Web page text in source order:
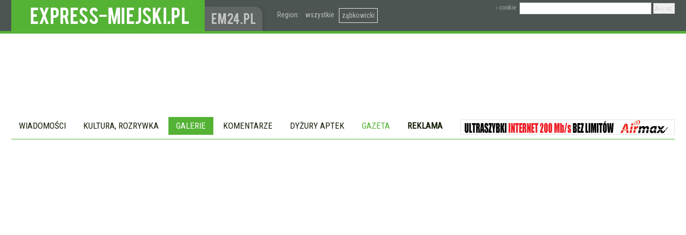
Region: wszystkie ząbkowicki
› cookie
WIADOMOŚCI KULTURA, ROZRYWKA GALERIE KOMENTARZE DYŻURY APTEK GAZETA REKLAMA